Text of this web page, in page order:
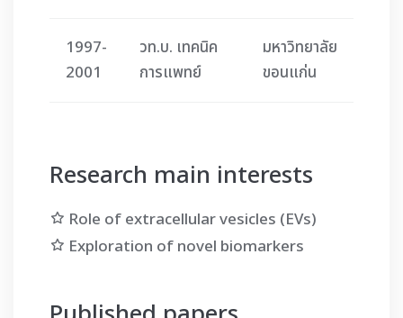
1997-
2001
วท.บ. เทคนิค
การแพทย์
มหาวิทยาลัย
ขอนแก่น
Research main interests
Role of extracellular vesicles (EVs)
Exploration of novel biomarkers